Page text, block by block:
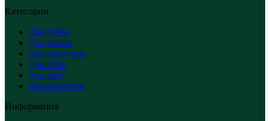
Категории
Для собак
Для кошек
Для грызунов
Для птиц
Для рыб
Наполнители
Информация